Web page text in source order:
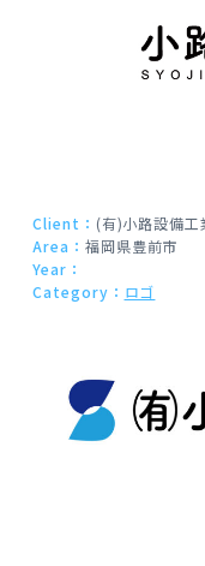
Client： (有)小路設備工
Area： 福岡県豊前市
Year：
Category： ロゴ